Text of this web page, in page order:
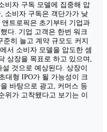
비자 구독 모델에 집중해 압
소비자 구독은 객단가가 낮
트로픽은 초기부터 기업과
다. 기업 고객은 한번 워크
히 늘고 계약 규모도 커지
서 소비자 모델을 압도한 셈
상장을 목표로 하고 있으며,
것으로 예상된다. 상장이
대형 IPO가 될 가능성이 크
바탕으로 광고, 커머스 등
위가 고착됐다고 보기는 이